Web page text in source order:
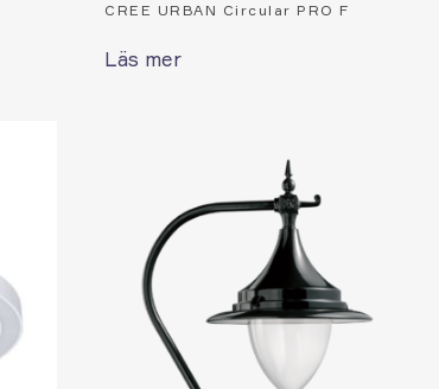
CREE URBAN Circular PRO F
Läs mer